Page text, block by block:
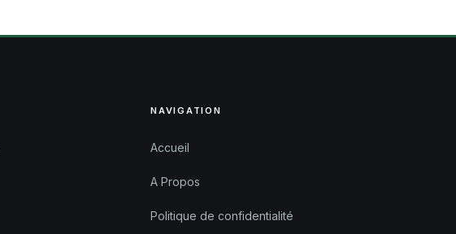
NAVIGATION
Accueil
A Propos
Politique de confidentialité